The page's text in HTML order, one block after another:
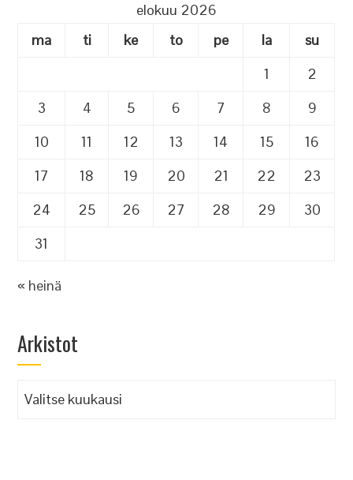
elokuu 2026
ma
ti ke to pe la
su
1
2
3
4 5 6 7 8
9
10
11 12 13 14 15
16
17
18 19 20 21 22
23
24
25 26 27 28 29
30
31
« heinä
Arkistot
Arkistot